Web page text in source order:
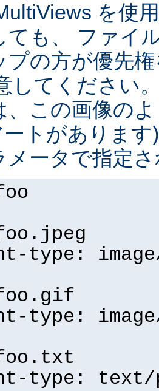
を使
ても、 ファイ
プの方が優先
してください
、この画像の
トがありま
メータで指定
type:
type:
type: